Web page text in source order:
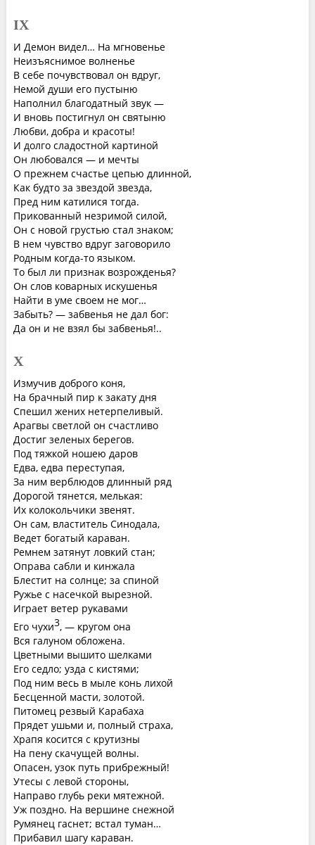
IX
И Демон видел… На мгновенье
Неизъяснимое волненье
В себе почувствовал он вдруг,
Немой души его пустыню
Наполнил благодатный звук —
И вновь постигнул он святыню
Любви, добра и красоты!
И долго сладостной картиной
Он любовался — и мечты
О прежнем счастье цепью длинной,
Как будто за звездой звезда,
Пред ним катилися тогда.
Прикованный незримой силой,
Он с новой грустью стал знаком;
В нем чувство вдруг заговорило
Родным когда-то языком.
То был ли признак возрожденья?
Он слов коварных искушенья
Найти в уме своем не мог…
Забыть? — забвенья не дал бог:
Да он и не взял бы забвенья!..
X
Измучив доброго коня,
На брачный пир к закату дня
Спешил жених нетерпеливый.
Арагвы светлой он счастливо
Достиг зеленых берегов.
Под тяжкой ношею даров
Едва, едва переступая,
За ним верблюдов длинный ряд
Дорогой тянется, мелькая:
Их колокольчики звенят.
Он сам, властитель Синодала,
Ведет богатый караван.
Ремнем затянут ловкий стан;
Оправа сабли и кинжала
Блестит на солнце; за спиной
Ружье с насечкой вырезной.
Играет ветер рукавами
Его чухи3, — кругом она
Вся галуном обложена.
Цветными вышито шелками
Его седло; узда с кистями;
Под ним весь в мыле конь лихой
Бесценной масти, золотой.
Питомец резвый Карабаха
Прядет ушьми и, полный страха,
Храпя косится с крутизны
На пену скачущей волны.
Опасен, узок путь прибрежный!
Утесы с левой стороны,
Направо глубь реки мятежной.
Уж поздно. На вершине снежной
Румянец гаснет; встал туман…
Прибавил шагу караван.